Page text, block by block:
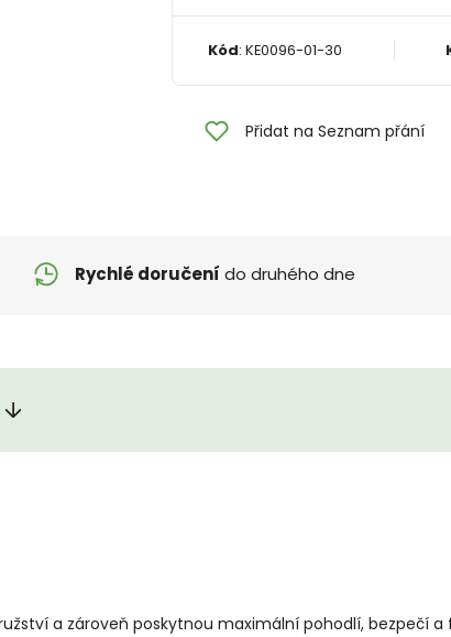
Kód: KE0096-01-30
Přidat na Seznam přání
Rychlé doručení do druhého dne
a zároveň poskytnou maximální pohodlí, bezpečí a